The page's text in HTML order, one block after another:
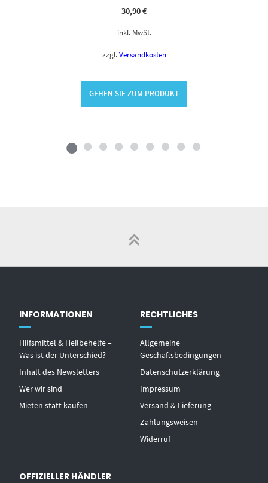
30,90€
inkl. MwSt.
zzgl. Versandkosten
GEHEN SIE ZUM PRODUKT
INFORMATIONEN
Hilfsmittel & Heilbehelfe –
Was ist der Unterschied?
Inhalt des Newsletters
Wer wir sind
Mieten statt kaufen
RECHTLICHES
Allgemeine
Geschäftsbedingungen
Datenschutzerklärung
Impressum
Versand & Lieferung
Zahlungsweisen
Widerruf
OFFIZIELLER HÄNDLER